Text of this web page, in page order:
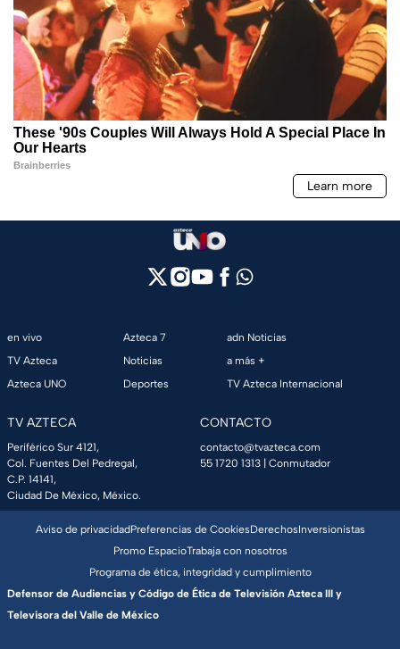
en vivo
TV Azteca
Azteca UNO
Azteca 7
Noticias
Deportes
adn Noticias
a más +
TV Azteca Internacional
TV AZTECA
Periférico Sur 4121,
Col. Fuentes Del Pedregal,
C.P. 14141,
Ciudad De México, México.
CONTACTO
contacto@tvazteca.com
55 1720 1313 | Conmutador
Aviso de privacidadPreferencias de CookiesDerechosInversionistas
Promo EspacioTrabaja con nosotros
Programa de ética, integridad y cumplimiento
Defensor de Audiencias y Código de Ética de Televisión Azteca III y
Televisora del Valle de México